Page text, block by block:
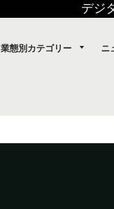
デジ
業態別カテゴリー ニ